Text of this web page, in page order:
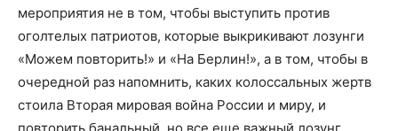
мероприятия не в том, чтобы выступить против
оголтелых патриотов, которые выкрикивают лозунги
«Можем повторить!» и «На Берлин!», а в том, чтобы в
очередной раз напомнить, каких колоссальных жертв
стоила Вторая мировая война России и миру, и